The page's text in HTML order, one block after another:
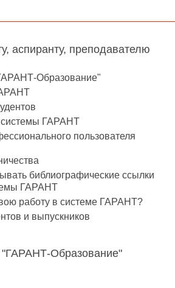
аспиранту, преподавателю
Образование"
системы ГАРАНТ
пользователя
библиографические ссылки
ГАРАНТ
работу в системе ГАРАНТ?
и выпускников
"ГАРАНТ-Образование"